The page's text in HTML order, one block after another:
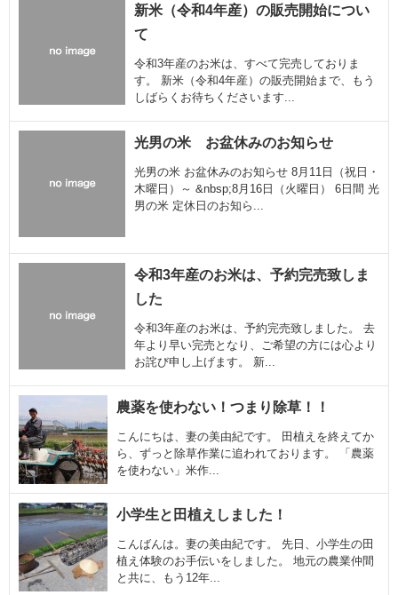
新米（令和4年産）の販売開始につい
て
令和3年産のお米は、すべて完売しておりま
す。 新米（令和4年産）の販売開始まで、もう
しばらくお待ちくださいます...
光男の米 お盆休みのお知らせ
光男の米 お盆休みのお知らせ 8月11日（祝日・
木曜日）～ &nbsp;8月16日（火曜日） 6日間 光
男の米 定休日のお知ら...
令和3年産のお米は、予約完売致しま
した
令和3年産のお米は、予約完売致しました。 去
年より早い完売となり、ご希望の方には心より
お詫び申し上げます。 新...
農薬を使わない！つまり除草！！
こんにちは、妻の美由紀です。 田植えを終えてか
ら、ずっと除草作業に追われております。 「農薬
を使わない」米作...
小学生と田植えしました！
こんばんは。妻の美由紀です。 先日、小学生の田
植え体験のお手伝いをしました。 地元の農業仲間
と共に、もう12年...